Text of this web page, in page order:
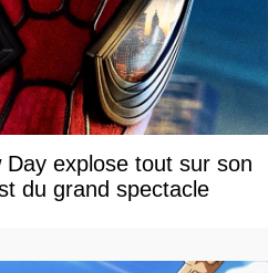
explose tout sur son
du grand spectacle